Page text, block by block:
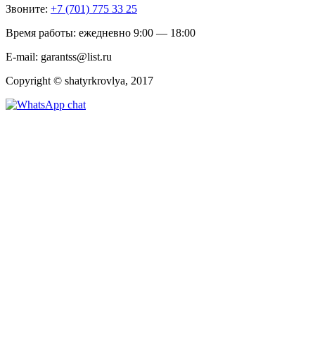
Звоните: +7 (701) 775 33 25
Время работы: ежедневно 9:00 — 18:00
E-mail: garantss@list.ru
Copyright © shatyrkrovlya, 2017